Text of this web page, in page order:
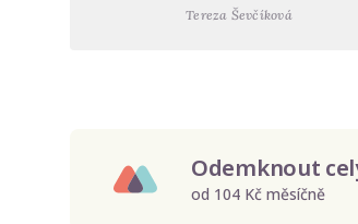
Tereza Ševčíková
Odemknout
od 104 Kč měsíčně